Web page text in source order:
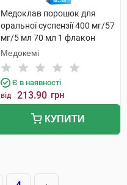
Медоклав порошок для
оральної суспензії 400 мг/57
мг/5 мл 70 мл 1 флакон
Медокемі
Є в наявності
від 213.90 грн
КУПИТИ